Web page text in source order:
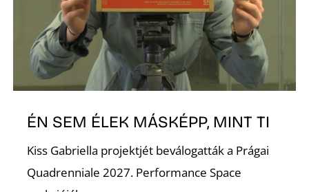
ÉN SEM ÉLEK MÁSKÉPP, MINT TI
Kiss Gabriella projektjét beválogatták a Prágai
Quadrenniale 2027. Performance Space